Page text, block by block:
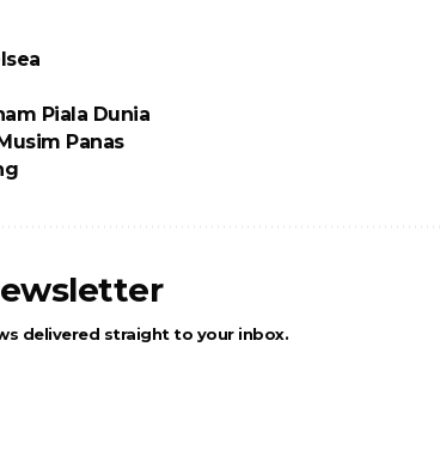
Piala Dunia
Panas
delivered straight to your inbox.